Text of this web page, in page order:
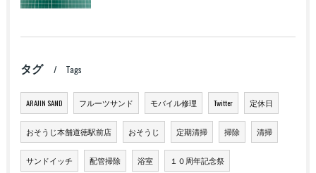
タグ Tags
ARAJIN SAND フルーツサンド モバイル修理 Twitter 定休日
おそうじ本舗道徳駅前店 おそうじ 定期清掃 掃除 清掃
サンドイッチ 配管掃除 浴室 １０周年記念祭